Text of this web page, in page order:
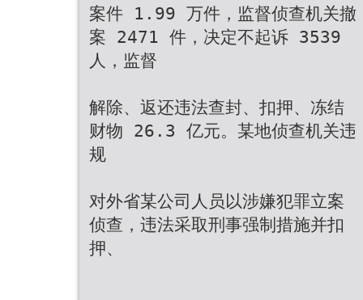
案件 1.99 万件，监督侦查机关撤
案 2471 件，决定不起诉 3539
人，监督
解除、返还违法查封、扣押、冻结
财物 26.3 亿元。某地侦查机关违
规
对外省某公司人员以涉嫌犯罪立案
侦查，违法采取刑事强制措施并扣
押、